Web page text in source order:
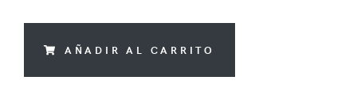
AÑADIR AL CARRITO